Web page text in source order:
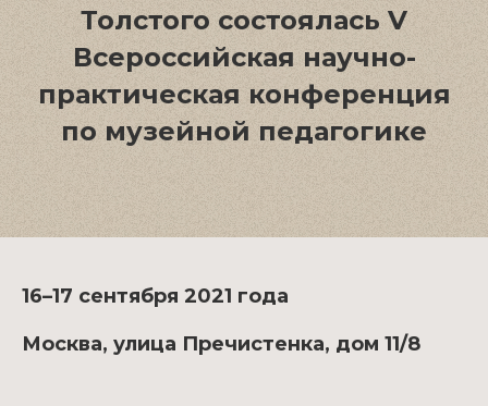
Толстого состоялась V
Всероссийская научно-
практическая конференция
по музейной педагогике
16–17 сентября 2021 года
Москва, улица Пречистенка, дом 11/8